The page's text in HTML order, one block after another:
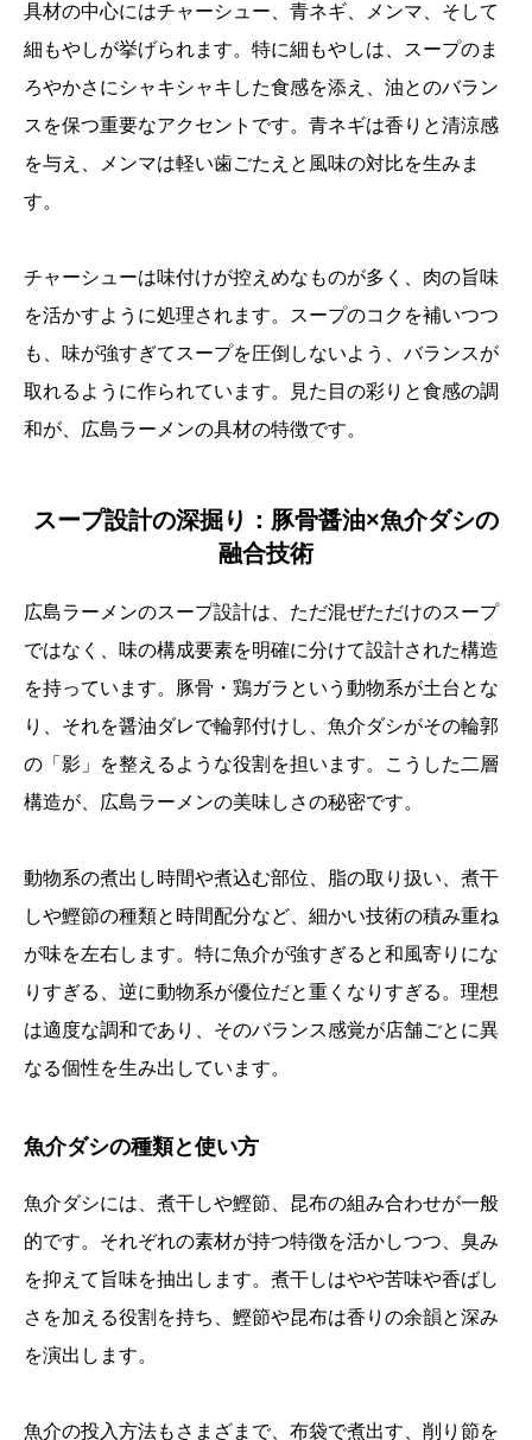
具材の中心にはチャーシュー、青ネギ、メンマ、そして
細もやしが挙げられます。特に細もやしは、スープのま
ろやかさにシャキシャキした食感を添え、油とのバラン
スを保つ重要なアクセントです。青ネギは香りと清涼感
を与え、メンマは軽い歯ごたえと風味の対比を生みま
す。
チャーシューは味付けが控えめなものが多く、肉の旨味
を活かすように処理されます。スープのコクを補いつつ
も、味が強すぎてスープを圧倒しないよう、バランスが
取れるように作られています。見た目の彩りと食感の調
和が、広島ラーメンの具材の特徴です。
スープ設計の深掘り：豚骨醤油×魚介ダシの
融合技術
広島ラーメンのスープ設計は、ただ混ぜただけのスープ
ではなく、味の構成要素を明確に分けて設計された構造
を持っています。豚骨・鶏ガラという動物系が土台とな
り、それを醤油ダレで輪郭付けし、魚介ダシがその輪郭
の「影」を整えるような役割を担います。こうした二層
構造が、広島ラーメンの美味しさの秘密です。
動物系の煮出し時間や煮込む部位、脂の取り扱い、煮干
しや鰹節の種類と時間配分など、細かい技術の積み重ね
が味を左右します。特に魚介が強すぎると和風寄りにな
りすぎる、逆に動物系が優位だと重くなりすぎる。理想
は適度な調和であり、そのバランス感覚が店舗ごとに異
なる個性を生み出しています。
魚介ダシの種類と使い方
魚介ダシには、煮干しや鰹節、昆布の組み合わせが一般
的です。それぞれの素材が持つ特徴を活かしつつ、臭み
を抑えて旨味を抽出します。煮干しはやや苦味や香ばし
さを加える役割を持ち、鰹節や昆布は香りの余韻と深み
を演出します。
魚介の投入方法もさまざまで、布袋で煮出す、削り節を